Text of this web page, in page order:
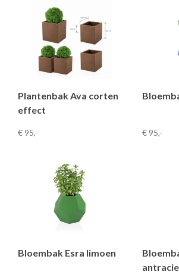
Plantenbak Ava corten
effect
€ 95,- € 95,-
Bloembak Esra limoen